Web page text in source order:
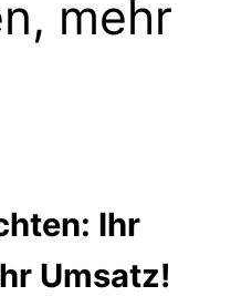
mehr
Ihr
Umsatz!